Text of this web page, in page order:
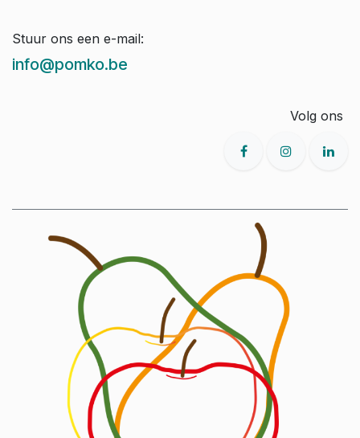
Stuur ons een e-mail:
info@pomko.be
Volg ons